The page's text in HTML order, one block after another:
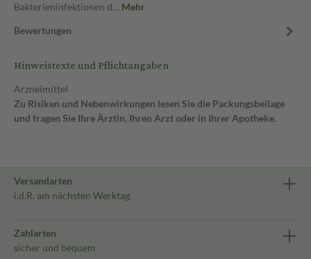
Bakterieninfektionen d… Mehr
Bewertungen
Hinweistexte und Pflichtangaben
Arzneimittel
Zu Risiken und Nebenwirkungen lesen Sie die Packungsbeilage
und fragen Sie Ihre Ärztin, Ihren Arzt oder in Ihrer Apotheke.
Versandarten
i.d.R. am nächsten Werktag
Zahlarten
sicher und bequem